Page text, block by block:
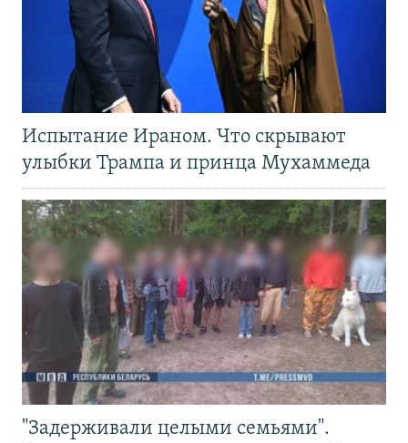
Испытание Ираном. Что скрывают
улыбки Трампа и принца Мухаммеда
"Задерживали целыми семьями".